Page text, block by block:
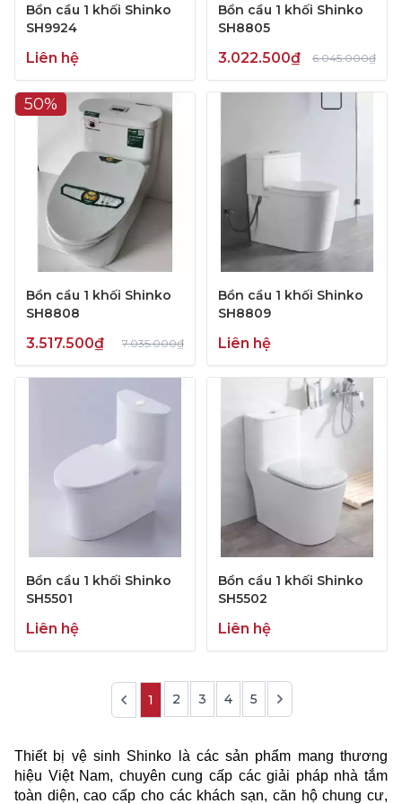
Bồn cầu 1 khối Shinko
SH9924
Liên hệ
Bồn cầu 1 khối Shinko
SH8805
3.022.500₫ 6.045.000₫
50%
Bồn cầu 1 khối Shinko
SH8808
3.517.500₫ 7.035.000₫
Bồn cầu 1 khối Shinko
SH8809
Liên hệ
Bồn cầu 1 khối Shinko
SH5501
Liên hệ
Bồn cầu 1 khối Shinko
SH5502
Liên hệ
1 2 3 4 5
Thiết bị vệ sinh Shinko là các sản phẩm mang thương
hiệu Việt Nam, chuyên cung cấp các giải pháp nhà tắm
toàn diện, cao cấp cho các khách sạn, căn hộ chung cư,